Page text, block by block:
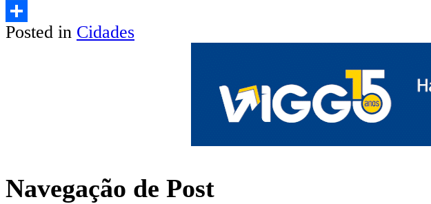
Email
Share
Posted in Cidades
Navegação de Post